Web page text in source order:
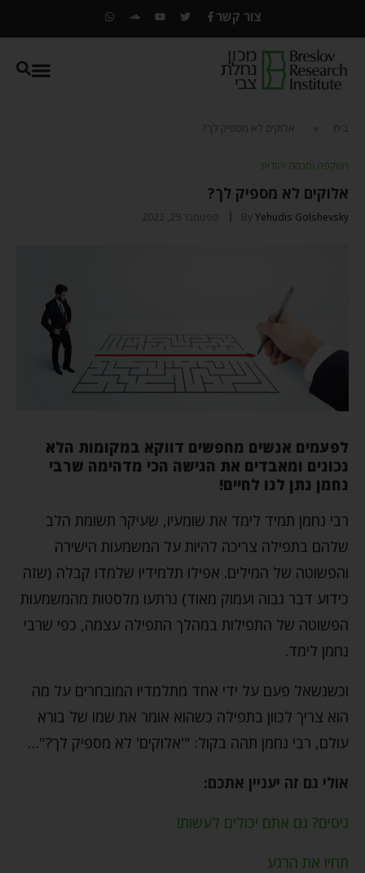
צור קשר
בית אלוקים לא מספיק לך?
השקפה וחכמה יהודית
אלוקים לא מספיק לך?
By Yehudis Golshevsky ספטמבר 29, 2022
לפעמים אנשים מחפשים דווקא במקומות הלא
נכונים ומאבדים את הגישה הכי מדהימה שרבי
נחמן נתן לנו לחיים!
רבי נחמן תמיד לימד את שומעיו, שעיקר תשומת הלב
שלהם בתפילה צריכה להיות על המשמעות הישירה
והפשוטה של המילים. אפילו תלמידיו שלמדו קבלה (שזה
כידוע דבר גבוה ועמוק מאוד) נרתעו מלסטות מהמשמעות
הפשוטה של התפילות במהלך התפילה עצמה, כפי שרבי
נחמן לימד.
וכשנשאל פעם על ידי אחד מתלמדיו המובחרים על מה
הוא צריך לכוון בתפילה כשהוא אומר את שמו של בורא
עולם, רבי נחמן תהה בקול: "'אלוקים' לא מספיק לך?"…
אולי גם זה יעניין אתכם:
ניסים? גם אתם יכולים לעשות!
תחיו את הרגע